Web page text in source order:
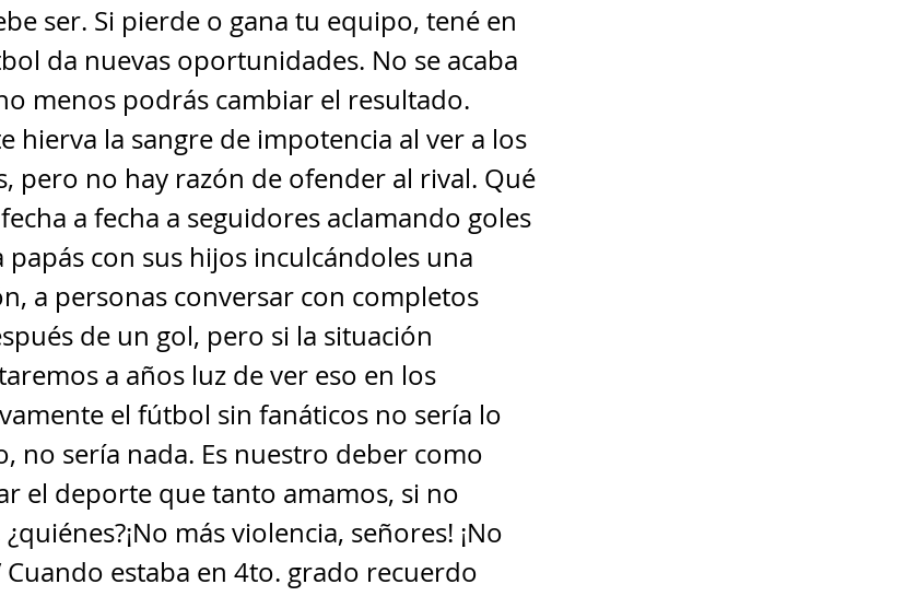
ser. Si pierde o gana tu equipo, tené en
da nuevas oportunidades. No se acaba
menos podrás cambiar el resultado.
hierva la sangre de impotencia al ver a los
pero no hay razón de ofender al rival. Qué
a fecha a seguidores aclamando goles
papás con sus hijos inculcándoles una
a personas conversar con completos
de un gol, pero si la situación
a años luz de ver eso en los
el fútbol sin fanáticos no sería lo
no sería nada. Es nuestro deber como
el deporte que tanto amamos, si no
más violencia, señores! ¡No
Cuando estaba en 4to. grado recuerdo